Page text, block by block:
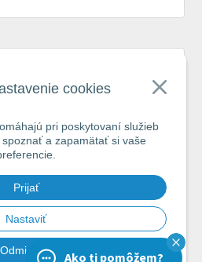
cookies
pri poskytovaní služieb
a zapamätať si vaše
Prijať
Nastaviť
Odmietnuť
v schránke : 1x Rybársky Poradca a 1x
nových článkov z nášho blogu.
je pre nás na 1. mieste.Zoznámte sa s
údajov
Ako ti pomôžem?